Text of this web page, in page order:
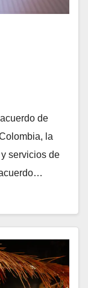
de
la
servicios de